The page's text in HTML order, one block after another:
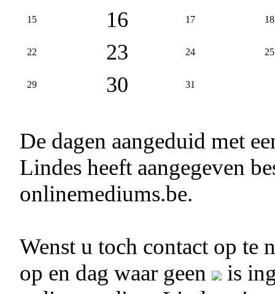
15 16 17 18
22 23 24 25
29 30 31
De dagen aangeduid met
Lindes heeft aangegeven
onlinemediums.be.
Wenst u toch contact op te
op en dag waar geen
is